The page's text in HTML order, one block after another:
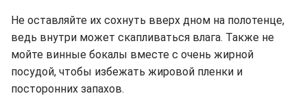
Не оставляйте их сохнуть вверх дном на полотенце,
ведь внутри может скапливаться влага. Также не
мойте винные бокалы вместе с очень жирной
посудой, чтобы избежать жировой пленки и
посторонних запахов.